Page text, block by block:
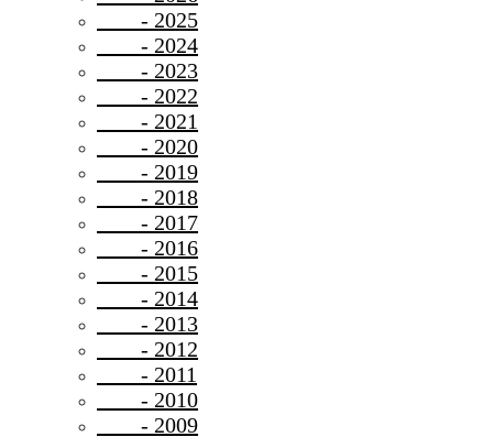
- 2025
- 2024
- 2023
- 2022
- 2021
- 2020
- 2019
- 2018
- 2017
- 2016
- 2015
- 2014
- 2013
- 2012
- 2011
- 2010
- 2009